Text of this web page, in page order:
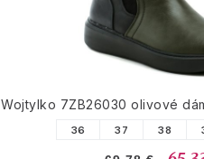
Wojtylko 7ZB26030 olivové
36 37 38